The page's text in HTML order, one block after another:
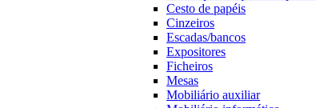
Cesto de papéis
Cinzeiros
Escadas/bancos
Expositores
Ficheiros
Mesas
Mobiliário auxiliar